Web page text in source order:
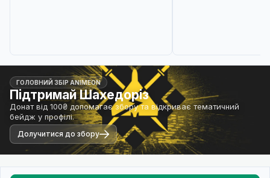
ГОЛОВНИЙ ЗБІР ANIMEON
Підтримай Шахедоріз
Донат від 100₴ допомагає збору та відкриває тематичний
бейдж у профілі.
Долучитися до збору